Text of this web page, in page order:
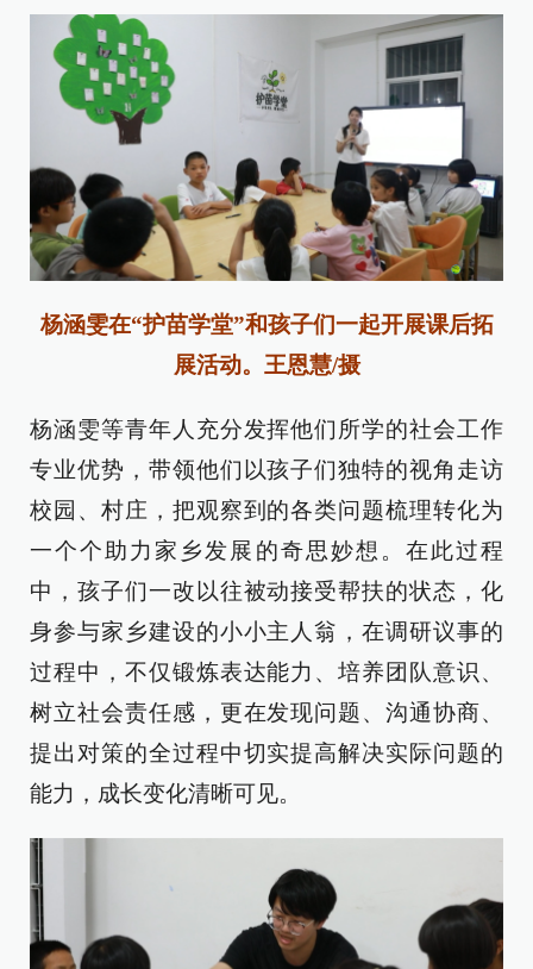
杨涵雯在“护苗学堂”和孩子们一起开展课后拓
展活动。王恩慧/摄
杨涵雯等青年人充分发挥他们所学的社会工作
专业优势，带领他们以孩子们独特的视角走访
校园、村庄，把观察到的各类问题梳理转化为
一个个助力家乡发展的奇思妙想。在此过程
中，孩子们一改以往被动接受帮扶的状态，化
身参与家乡建设的小小主人翁，在调研议事的
过程中，不仅锻炼表达能力、培养团队意识、
树立社会责任感，更在发现问题、沟通协商、
提出对策的全过程中切实提高解决实际问题的
能力，成长变化清晰可见。